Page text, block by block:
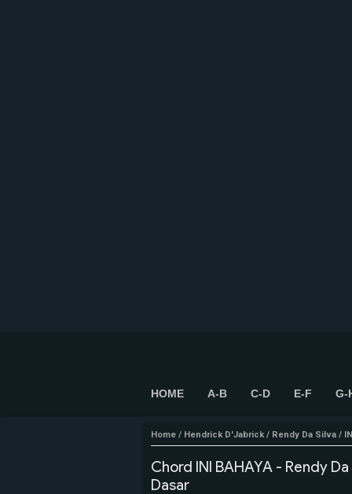
HOME A-B C-D E-F G-
Home / Hendrick D'Jabrick / Rendy Da Silva /
Chord INI BAHAYA - Rendy
Dasar